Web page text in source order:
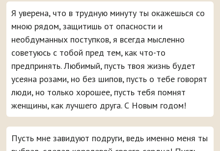
Я уверена, что в трудную минуту ты окажешься со
мною рядом, защитишь от опасности и
необдуманных поступков, я всегда мысленно
советуюсь с тобой пред тем, как что-то
предпринять. Любимый, пусть твоя жизнь будет
усеяна розами, но без шипов, пусть о тебе говорят
люди, но только хорошее, пусть тебя помнят
женщины, как лучшего друга. С Новым годом!
Пусть мне завидуют подруги, ведь именно меня ты